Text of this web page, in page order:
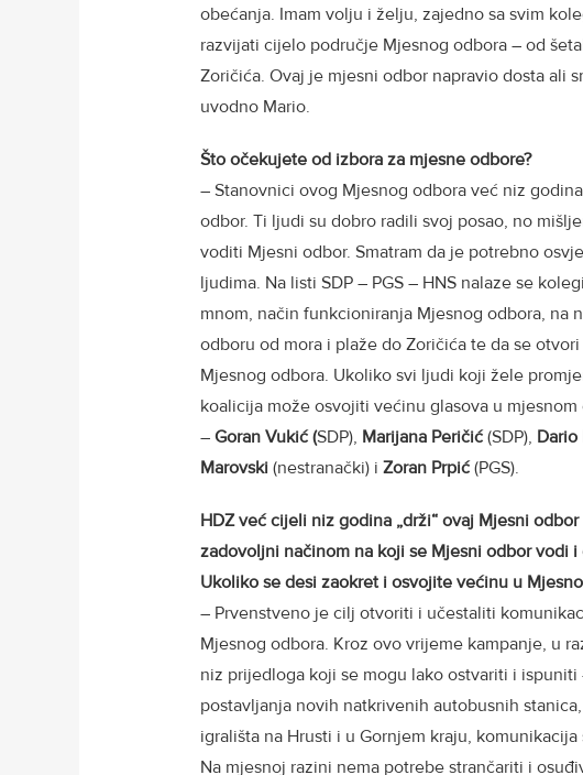
obećanja. Imam volju i želju, zajedno sa svim
razvijati cijelo područje Mjesnog odbora – od
Zoričića. Ovaj je mjesni odbor napravio dosta ali
uvodno Mario.
Što očekujete od izbora za mjesne odbore?
– Stanovnici ovog Mjesnog odbora već niz
odbor. Ti ljudi su dobro radili svoj posao, no
voditi Mjesni odbor. Smatram da je potrebno
ljudima. Na listi SDP – PGS – HNS nalaze se
mnom, način funkcioniranja Mjesnog odbora, na
odboru od mora i plaže do Zoričića te da se
Mjesnog odbora. Ukoliko svi ljudi koji žele
koalicija može osvojiti većinu glasova u
– Goran Vukić (SDP), Marijana Peričić(SDP), Dario
Marovski (nestranački) i Zoran Prpić(PGS).
HDZ već cijeli niz godina „drži“ ovaj Mjesni
zadovoljni načinom na koji se Mjesni odbor vodi
Ukoliko se desi zaokret i osvojite većinu u
– Prvenstveno je cilj otvoriti i učestaliti
Mjesnog odbora. Kroz ovo vrijeme kampanje, u
niz prijedloga koji se mogu lako ostvariti i
postavljanja novih natkrivenih autobusnih
igrališta na Hrusti i u Gornjem kraju,
Na mjesnoj razini nema potrebe strančariti i